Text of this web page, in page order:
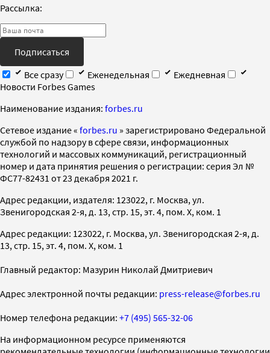
Рассылка:
Подписаться
Все сразу
Еженедельная
Ежедневная
Новости Forbes Games
Наименование издания: forbes.ru
Cетевое издание « forbes.ru » зарегистрировано Федеральной
службой по надзору в сфере связи, информационных
технологий и массовых коммуникаций, регистрационный
номер и дата принятия решения о регистрации: серия Эл №
ФС77-82431 от 23 декабря 2021 г.
Адрес редакции, издателя: 123022, г. Москва, ул.
Звенигородская 2-я, д. 13, стр. 15, эт. 4, пом. X, ком. 1
Адрес редакции: 123022, г. Москва, ул. Звенигородская 2-я, д.
13, стр. 15, эт. 4, пом. X, ком. 1
Главный редактор: Мазурин Николай Дмитриевич
Адрес электронной почты редакции: press-release@forbes.ru
Номер телефона редакции: +7 (495) 565-32-06
На информационном ресурсе применяются